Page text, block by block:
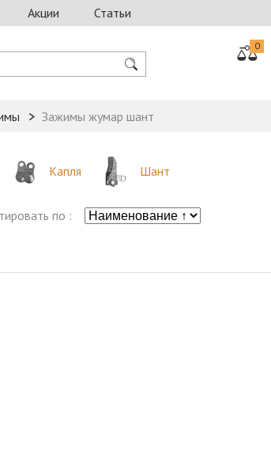
Акции Статьи
0
Зажимы жумар шант
Капля Шант
по :